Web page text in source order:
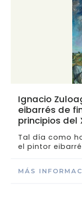
Ignacio
eibarrés de
principios del
Tal día como
el pintor
MÁS